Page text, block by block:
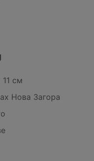
см
Нова Загора